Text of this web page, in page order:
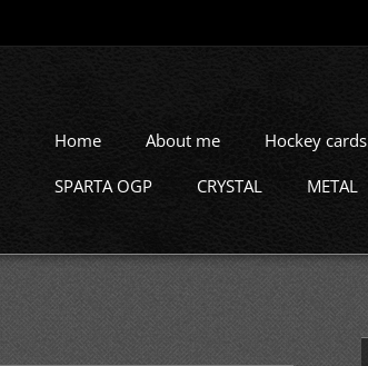
Home About me Hockey cards
SPARTA OGP CRYSTAL METAL